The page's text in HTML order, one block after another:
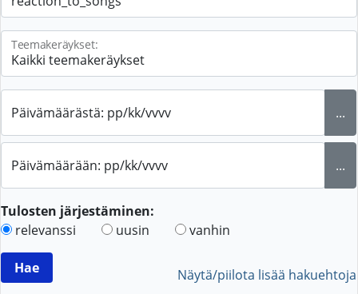
Teemakeräykset:
Päivämäärästä: pp/kk/vvvv ...
Päivämäärään: pp/kk/vvvv ...
Tulosten järjestäminen:
relevanssi
uusin vanhin
Näytä/piilota lisää hakuehtoja